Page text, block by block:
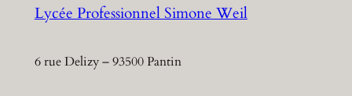
Lycée Professionnel Simone Weil
6 rue Delizy – 93500 Pantin